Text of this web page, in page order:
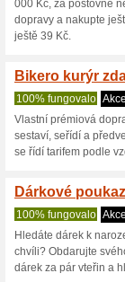
tak
15
Sleva